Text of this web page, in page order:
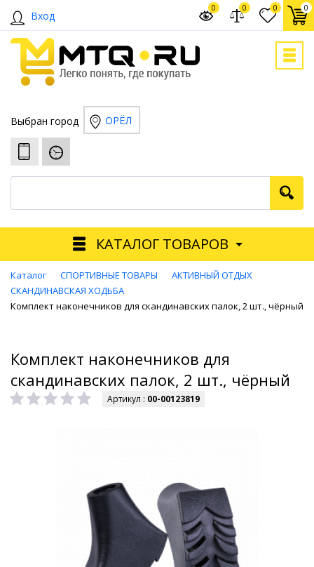
Вход
0 0
0 0
Выбран город ОРЁЛ
КАТАЛОГ ТОВАРОВ
Каталог СПОРТИВНЫЕ ТОВАРЫ
АКТИВНЫЙ ОТДЫХ
СКАНДИНАВСКАЯ ХОДЬБА
Комплект наконечников для скандинавских палок, 2 шт., чёрный
Комплект наконечников для
скандинавских палок, 2 шт., чёрный
Артикул : 00-00123819